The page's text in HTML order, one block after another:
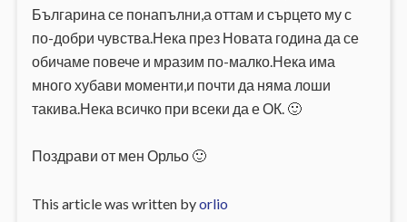
Българина се понапълни,а оттам и сърцето му с
по-добри чувства.Нека през Новата година да се
обичаме повече и мразим по-малко.Нека има
много хубави моменти,и почти да няма лоши
такива.Нека всичко при всеки да е ОК. 🙂
Поздрави от мен Орльо 🙂
This article was written byorlio